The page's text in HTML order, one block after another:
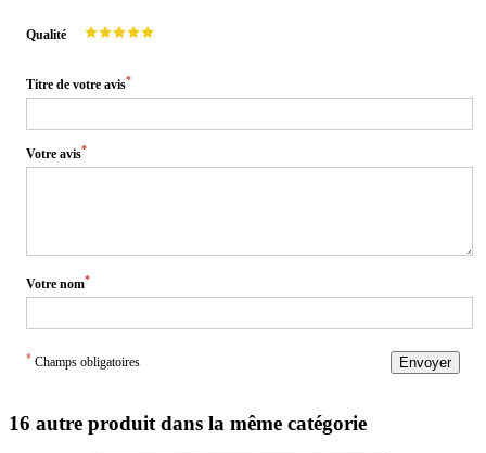
Qualité
Titre de votre avis*
Votre avis*
Votre nom*
* Champs obligatoires Envoyer
16 autre produit dans la même catégorie